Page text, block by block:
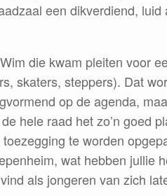
een dikverdiend,
die kwam pleiten voor
skaters, steppers). Dat
op de agenda,
hele raad het zo’n goed
te worden
wat hebben jullie
als jongeren van zich